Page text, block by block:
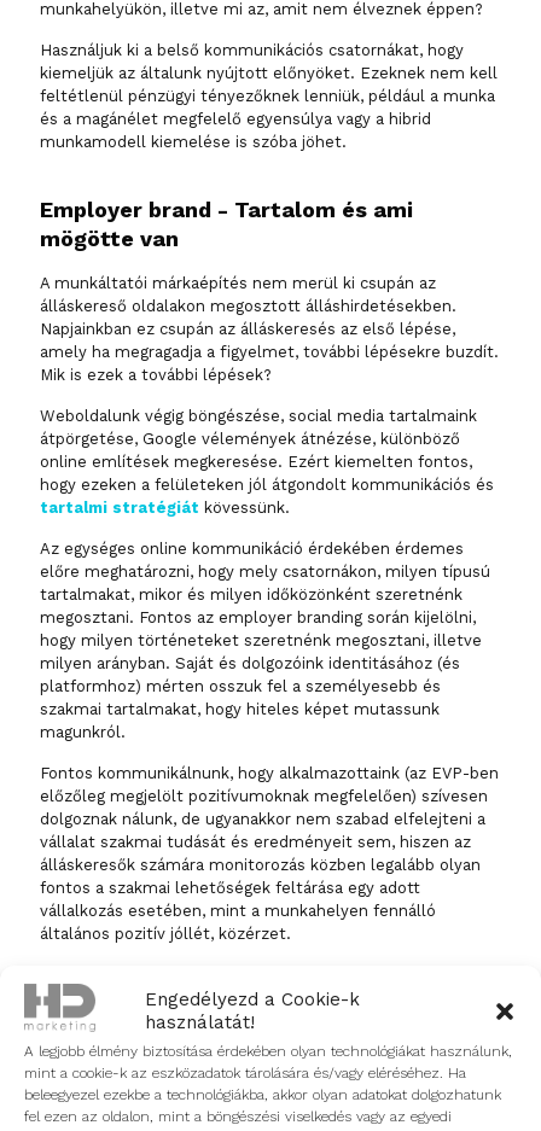
Engedélyezd a Cookie-k
használatát!
A legjobb élmény biztosítása érdekében olyan technológiákat használunk,
mint a cookie-k az eszközadatok tárolására és/vagy eléréséhez. Ha
beleegyezel ezekbe a technológiákba, akkor olyan adatokat dolgozhatunk
fel ezen az oldalon, mint a böngészési viselkedés vagy az egyedi
munkahelyükön, illetve mi az, amit nem élveznek éppen?
Használjuk ki a belső kommunikációs csatornákat, hogy
kiemeljük az általunk nyújtott előnyöket. Ezeknek nem kell
feltétlenül pénzügyi tényezőknek lenniük, például a munka
és a magánélet megfelelő egyensúlya vagy a hibrid
munkamodell kiemelése is szóba jöhet.
Employer brand - Tartalom és ami
mögötte van
A munkáltatói márkaépítés nem merül ki csupán az
álláskereső oldalakon megosztott álláshirdetésekben.
Napjainkban ez csupán az álláskeresés az első lépése,
amely ha megragadja a figyelmet, további lépésekre buzdít.
Mik is ezek a további lépések?
Weboldalunk végig böngészése, social media tartalmaink
átpörgetése, Google vélemények átnézése, különböző
online említések megkeresése. Ezért kiemelten fontos,
hogy ezeken a felületeken jól átgondolt kommunikációs és
tartalmi stratégiát kövessünk.
Az egységes online kommunikáció érdekében érdemes
előre meghatározni, hogy mely csatornákon, milyen típusú
tartalmakat, mikor és milyen időközönként szeretnénk
megosztani. Fontos az employer branding során kijelölni,
hogy milyen történeteket szeretnénk megosztani, illetve
milyen arányban. Saját és dolgozóink identitásához (és
platformhoz) mérten osszuk fel a személyesebb és
szakmai tartalmakat, hogy hiteles képet mutassunk
magunkról.
Fontos kommunikálnunk, hogy alkalmazottaink (az EVP-ben
előzőleg megjelölt pozitívumoknak megfelelően) szívesen
dolgoznak nálunk, de ugyanakkor nem szabad elfelejteni a
vállalat szakmai tudását és eredményeit sem, hiszen az
álláskeresők számára monitorozás közben legalább olyan
fontos a szakmai lehetőségek feltárása egy adott
vállalkozás esetében, mint a munkahelyen fennálló
általános pozitív jóllét, közérzet.
a céges reggeli, a különböző csapatépítők és az irodai élet
bemutatása, ne vesszen el közöttük például egy szakmai
díj, vagy rendezvényen való részvétel sem, valamint a
munkánk bemutatása és szakmai tartalmak megosztása is
kifejezetten fontos tartalom lehet nem csupán az
álláskeresők számára, de munkavállalóink számára is,